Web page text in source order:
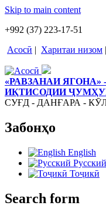
Skip to main content
+992 (37) 223-17-51
Асосӣ | Харитаи низом |
«РАВЗАНАИ
ИҚТИСОДИИ
СУҒД - ДАНҒАРА -
Забонҳо
English
Русский
Тоҷикӣ
Search form